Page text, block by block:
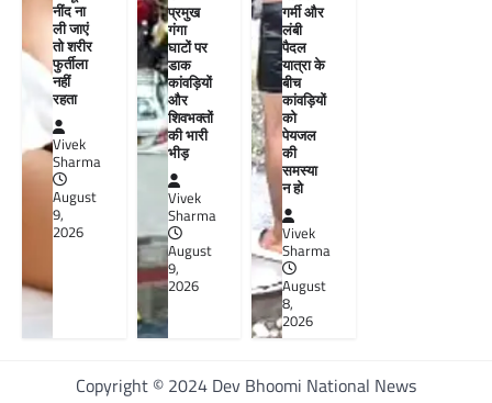
नींद ना
ली जाएं
तो शरीर
फुर्तीला
नहीं
रहता
Vivek
Sharma
August
9,
2026
प्रमुख
गंगा
घाटों पर
डाक
कांवड़ियों
और
शिवभक्तों
की भारी
भीड़
Vivek
Sharma
August
9,
2026
गर्मी और
लंबी
पैदल
यात्रा के
बीच
कांवड़ियों
को
पेयजल
की
समस्या
न हो
Vivek
Sharma
August
8,
2026
Copyright © 2024 Dev Bhoomi National News